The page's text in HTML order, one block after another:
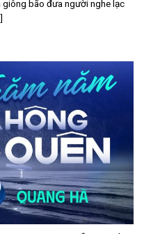
giông bão đưa người nghe lạc